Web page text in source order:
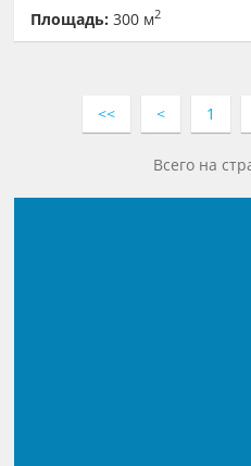
Площадь:300 м2
<< < 1
Всего на